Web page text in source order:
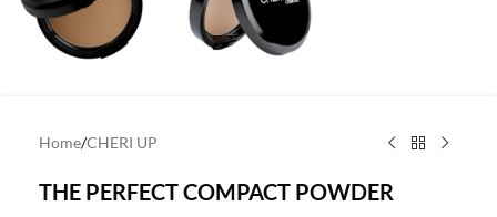
Home/CHERI UP
THE PERFECT COMPACT POWDER